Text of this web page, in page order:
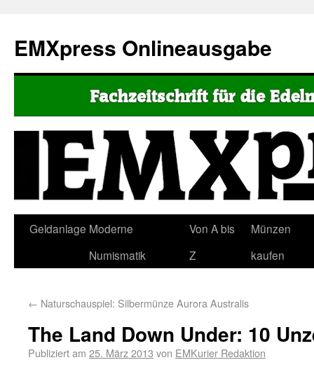
EMXpress Onlineausgabe
Geldanlage Moderne
Numismatik
Von A bis
Z
Münzen
kaufen
← Naturschauspiel: Silbermünze Aurora Australis
The Land Down Under: 10
Publiziert am 25. März 2013 von EMKurier Redaktion